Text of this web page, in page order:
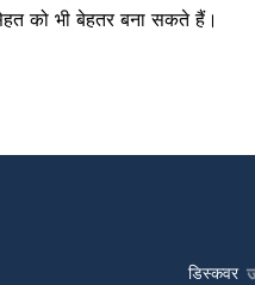
को भी बेहतर बना सकते हैं।
डिस्कवर